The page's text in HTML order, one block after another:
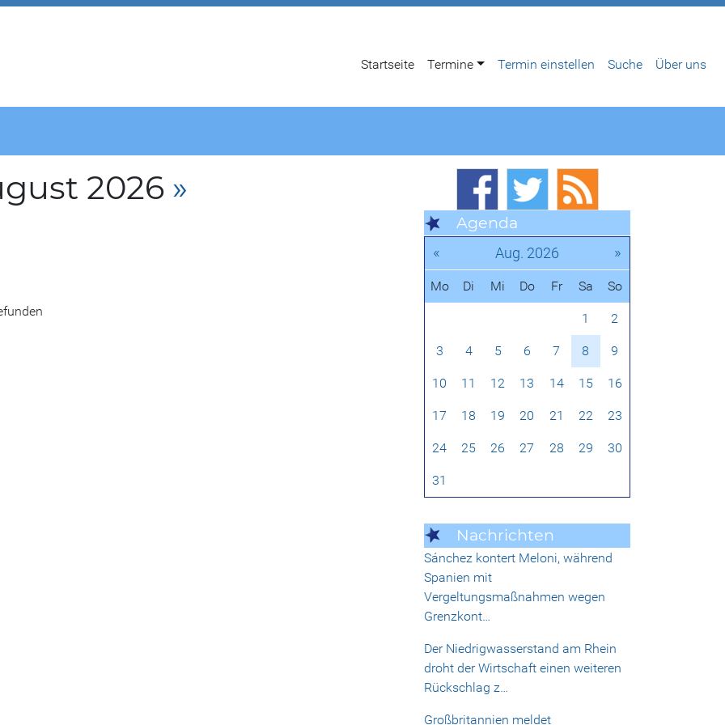
Startseite Termine Termin einstellen Suche Über uns
2026 »
Agenda
« Aug. 2026 »
Mo Di Mi Do Fr Sa So
1 2
3 4 5 6 7 8 9
10 11 12 13 14 15 16
17 18 19 20 21 22 23
24 25 26 27 28 29 30
31
Nachrichten
Sánchez kontert Meloni, während
Spanien mit
Vergeltungsmaßnahmen wegen
Grenzkont…
Der Niedrigwasserstand am Rhein
droht der Wirtschaft einen weiteren
Rückschlag z…
Großbritannien meldet